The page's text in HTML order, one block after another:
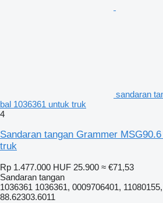
sandaran
bal 1036361 untuk truk
4
Sandaran tangan Grammer
truk
Rp 1.477.000 HUF 25.900 ≈ €71,53
Sandaran tangan
1036361 1036361, 0009706401,
88.62303.6011